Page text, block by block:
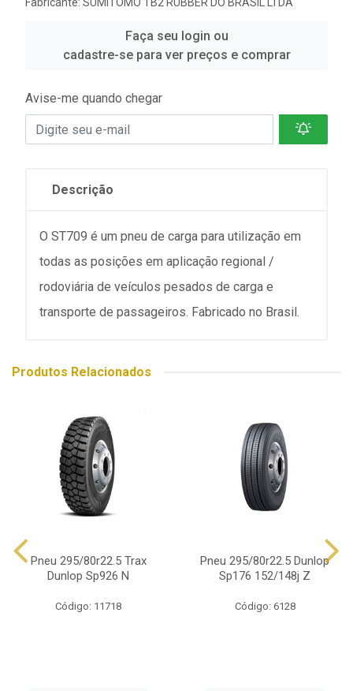
Faça seu login ou
cadastre-se para ver preços e comprar
Avise-me quando chegar
Descrição
O ST709 é um pneu de carga para utilização em
todas as posições em aplicação regional /
rodoviária de veículos pesados de carga e
transporte de passageiros. Fabricado no Brasil.
Produtos Relacionados
Pneu 295/80r22.5 Trax
Dunlop Sp926 N
Código: 11718
Pneu 295/80r22.5 Dunlop
Sp176 152/148j Z
Código: 6128